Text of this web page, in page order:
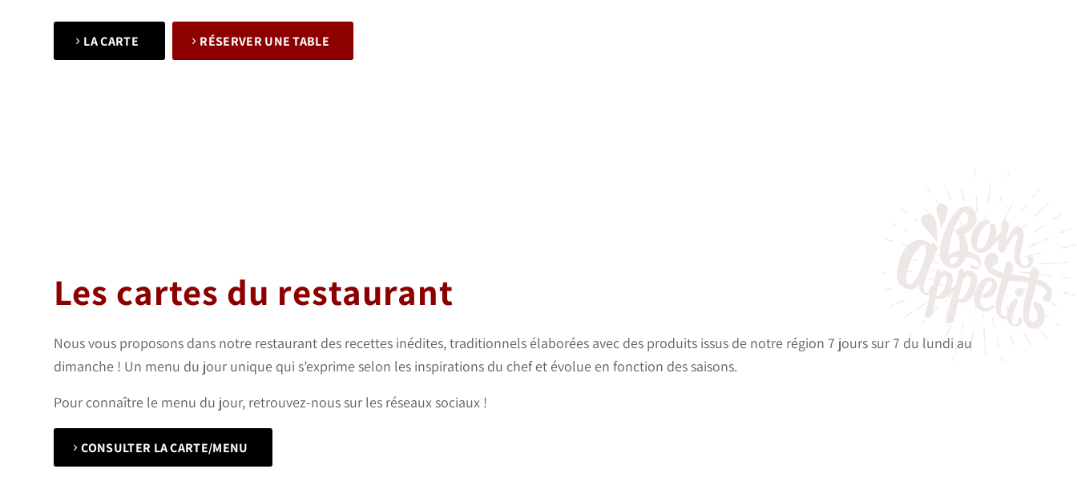
LA CARTE RÉSERVER UNE TABLE
Les cartes du restaurant
Nous vous proposons dans notre restaurant des recettes inédites, traditionnels élaborées avec des produits issus de notre région 7 jours sur 7 du lundi au
dimanche ! Un menu du jour unique qui s’exprime selon les inspirations du chef et évolue en fonction des saisons.
Pour connaître le menu du jour, retrouvez-nous sur les réseaux sociaux !
CONSULTER LA CARTE/MENU